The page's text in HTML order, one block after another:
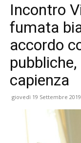
Incontro
fumata
accordo
capienza
giovedì 19 Settembre 2019